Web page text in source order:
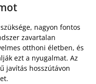
nagyon fontos
zavartalan
otthoni életben, és
ezt a nyugalmat. Az
javítás hosszútávon